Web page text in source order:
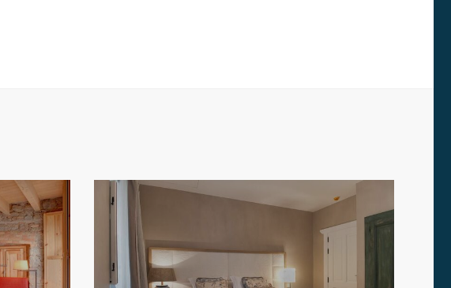
las preferencias y
continuada de sus
hábitos de navegación
navegación del